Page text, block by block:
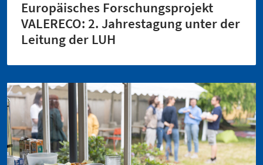
Europäisches Forschungsprojekt
VALERECO: 2. Jahrestagung unter der
Leitung der LUH